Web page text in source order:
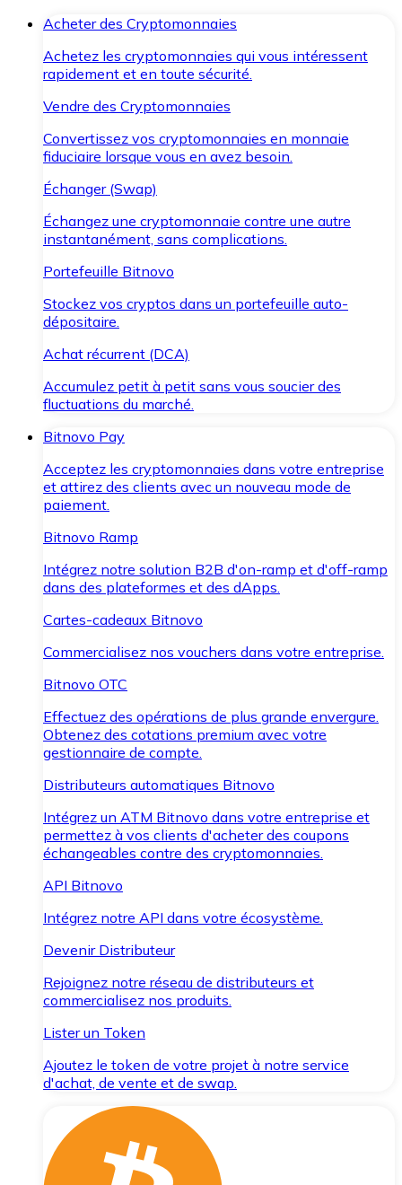
Acheter des Cryptomonnaies
Achetez les cryptomonnaies qui vous intéressent
rapidement et en toute sécurité.
Vendre des Cryptomonnaies
Convertissez vos cryptomonnaies en monnaie
fiduciaire lorsque vous en avez besoin.
Échanger (Swap)
Échangez une cryptomonnaie contre une autre
instantanément, sans complications.
Portefeuille Bitnovo
Stockez vos cryptos dans un portefeuille auto-
dépositaire.
Achat récurrent (DCA)
Accumulez petit à petit sans vous soucier des
fluctuations du marché.
Bitnovo Pay
Acceptez les cryptomonnaies dans votre entreprise
et attirez des clients avec un nouveau mode de
paiement.
Bitnovo Ramp
Intégrez notre solution B2B d'on-ramp et d'off-ramp
dans des plateformes et des dApps.
Cartes-cadeaux Bitnovo
Commercialisez nos vouchers dans votre entreprise.
Bitnovo OTC
Effectuez des opérations de plus grande envergure.
Obtenez des cotations premium avec votre
gestionnaire de compte.
Distributeurs automatiques Bitnovo
Intégrez un ATM Bitnovo dans votre entreprise et
permettez à vos clients d'acheter des coupons
échangeables contre des cryptomonnaies.
API Bitnovo
Intégrez notre API dans votre écosystème.
Devenir Distributeur
Rejoignez notre réseau de distributeurs et
commercialisez nos produits.
Lister un Token
Ajoutez le token de votre projet à notre service
d'achat, de vente et de swap.